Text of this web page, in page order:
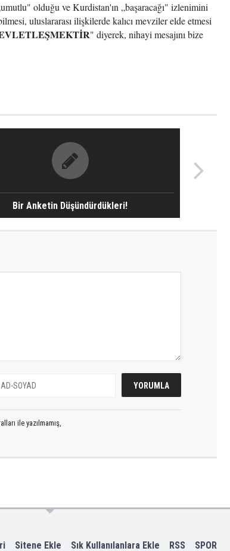
olduğu ve Kurdistan'ın „başaracağı" izlenimini
uluslararası ilişkilerde kalıcı mevziler elde etmesi
" diyerek, nihayi mesajını bize
Bir Anketin Düşündürdükleri!
ile yazılmamış,
Sitene Ekle Sık Kullanılanlara Ekle RSS SPOR